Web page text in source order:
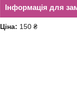
Інформація для
Ціна: 150 ₴